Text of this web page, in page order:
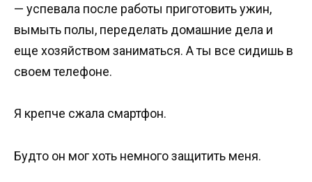
— успевала после работы приготовить ужин,
вымыть полы, переделать домашние дела и
еще хозяйством заниматься. А ты все сидишь в
своем телефоне.
Я крепче сжала смартфон.
Будто он мог хоть немного защитить меня.